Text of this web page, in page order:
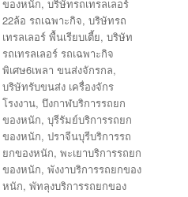
ของหนัก, บริษัทรถเทรลเลอร์
22ล้อ รถเฉพาะกิจ, บริษัทรถ
เทรลเลอร์ พื้นเรียบเตี้ย, บริษัท
รถเทรลเลอร์ รถเฉพาะกิจ
พิเศษ6เพลา ขนส่งจักรกล,
บริษัทรับขนส่ง เครื่องจักร
โรงงาน, บึงกาฬบริการรถยก
ของหนัก, บุรีรัมย์บริการรถยก
ของหนัก, ปราจีนบุรีบริการรถ
ยกของหนัก, พะเยาบริการรถยก
ของหนัก, พังงาบริการรถยกของ
หนัก, พัทลุงบริการรถยกของ